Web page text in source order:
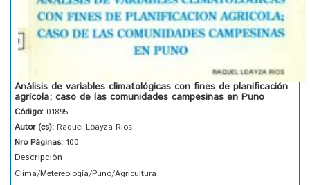
Análisis de variables climatológicas con fines de planificación
agrícola; caso de las comunidades campesinas en Puno
Código: 01895
Autor (es): Raquel Loayza Rios
Nro Páginas: 100
Descripción
Clima/Metereología/Puno/Agricultura